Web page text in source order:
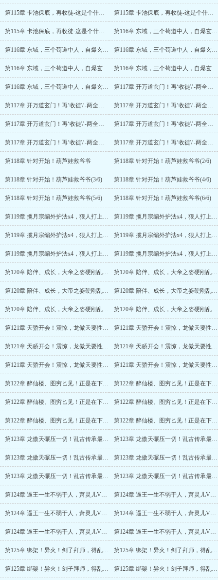
第115章 卡池保底，再收徒-这是个什么模板？(4/6) 第115章 卡池保底，再收徒-这是个什么模板？(5/6)
第115章 卡池保底，再收徒-这是个什么模板？(6/6) 第116章 东域，三个苟道中人，自爆玄门奇女子！
第116章 东域，三个苟道中人，自爆玄门奇女子！(2/6) 第116章 东域，三个苟道中人，自爆玄门奇女子！(3/6)
第116章 东域，三个苟道中人，自爆玄门奇女子！(4/6) 第116章 东域，三个苟道中人，自爆玄门奇女子！(5/6)
第116章 东域，三个苟道中人，自爆玄门奇女子！(6/6) 第117章 开万道玄门！再‘收徒\’-两全其美
第117章 开万道玄门！再‘收徒\’-两全其美(2/7) 第117章 开万道玄门！再‘收徒\’-两全其美(3/7)
第117章 开万道玄门！再‘收徒\’-两全其美(4/7) 第117章 开万道玄门！再‘收徒\’-两全其美(5/7)
第117章 开万道玄门！再‘收徒\’-两全其美(6/7) 第117章 开万道玄门！再‘收徒\’-两全其美(7/7)
第118章 针对开始！葫芦娃救爷爷 第118章 针对开始！葫芦娃救爷爷(2/6)
第118章 针对开始！葫芦娃救爷爷(3/6) 第118章 针对开始！葫芦娃救爷爷(4/6)
第118章 针对开始！葫芦娃救爷爷(5/6) 第118章 针对开始！葫芦娃救爷爷(6/6)
第119章 揽月宗编外护法x4，狠人打上天风宗！ 第119章 揽月宗编外护法x4，狠人打上天风宗！(2/6)
第119章 揽月宗编外护法x4，狠人打上天风宗！(3/6) 第119章 揽月宗编外护法x4，狠人打上天风宗！(4/6)
第119章 揽月宗编外护法x4，狠人打上天风宗！(5/6) 第119章 揽月宗编外护法x4，狠人打上天风宗！(6/6)
第120章 陪伴、成长，大帝之姿硬刚乱古！ 第120章 陪伴、成长，大帝之姿硬刚乱古！(2/6)
第120章 陪伴、成长，大帝之姿硬刚乱古！(3/6) 第120章 陪伴、成长，大帝之姿硬刚乱古！(4/6)
第120章 陪伴、成长，大帝之姿硬刚乱古！(5/6) 第120章 陪伴、成长，大帝之姿硬刚乱古！(6/6)
第121章 天骄开会！震惊，龙傲天要性转？ 第121章 天骄开会！震惊，龙傲天要性转？(2/6)
第121章 天骄开会！震惊，龙傲天要性转？(3/6) 第121章 天骄开会！震惊，龙傲天要性转？(4/6)
第121章 天骄开会！震惊，龙傲天要性转？(5/6) 第121章 天骄开会！震惊，龙傲天要性转？(6/6)
第122章 醉仙楼、图穷匕见！正是在下···义父救我！ 第122章 醉仙楼、图穷匕见！正是在下···义父救我！(2/6)
第122章 醉仙楼、图穷匕见！正是在下···义父救我！(3/6) 第122章 醉仙楼、图穷匕见！正是在下···义父救我！(4/6)
第122章 醉仙楼、图穷匕见！正是在下···义父救我！(5/6) 第122章 醉仙楼、图穷匕见！正是在下···义父救我！(6/6)
第123章 龙傲天碾压一切！乱古传承最佳归属~ 第123章 龙傲天碾压一切！乱古传承最佳归属~(2/6)
第123章 龙傲天碾压一切！乱古传承最佳归属~(3/6) 第123章 龙傲天碾压一切！乱古传承最佳归属~(4/6)
第123章 龙傲天碾压一切！乱古传承最佳归属~(5/6) 第123章 龙傲天碾压一切！乱古传承最佳归属~(6/6)
第124章 逼王一生不弱于人，萧灵儿VS古月！ 第124章 逼王一生不弱于人，萧灵儿VS古月！(2/6)
第124章 逼王一生不弱于人，萧灵儿VS古月！(3/6) 第124章 逼王一生不弱于人，萧灵儿VS古月！(4/6)
第124章 逼王一生不弱于人，萧灵儿VS古月！(5/6) 第124章 逼王一生不弱于人，萧灵儿VS古月！(6/6)
第125章 绑架！异火！剑子拜师，得乱古传承 第125章 绑架！异火！剑子拜师，得乱古传承(2/6)
第125章 绑架！异火！剑子拜师，得乱古传承(3/6) 第125章 绑架！异火！剑子拜师，得乱古传承(4/6)